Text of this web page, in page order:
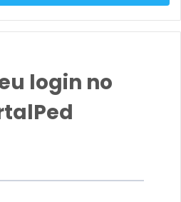
login no